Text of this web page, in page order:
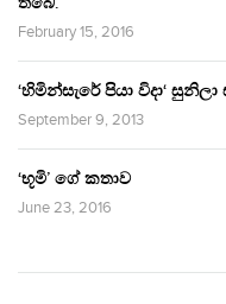
February 15, 2016
‘හිමින්සැරේ පියා විදා‘
September 9, 2013
‘භූමි’ ගේ කතාව
June 23, 2016